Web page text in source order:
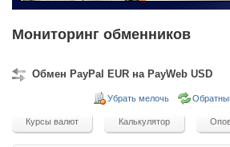
Мониторинг обменников
Обмен PayPal EUR на PayWeb USD
Убрать мелочь